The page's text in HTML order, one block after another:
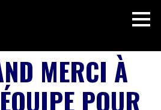
MERCI À
POUR